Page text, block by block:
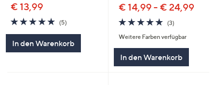
€ 13,99
5.0
von
(5)5
In den Warenkorb
€ 14,99 - € 24,99
5.0
von
5
(3)3
Weitere Farben verfügbar
In den Warenkorb